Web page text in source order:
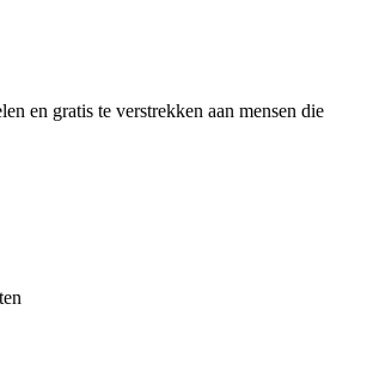
en gratis te verstrekken aan mensen die